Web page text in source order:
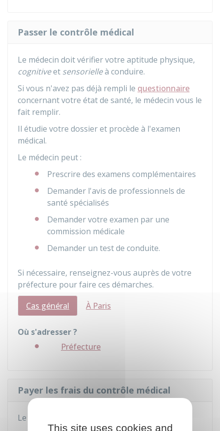
Passer le contrôle médical
Le médecin doit vérifier votre aptitude physique,
cognitiveet sensorielleà conduire.
Si vous n'avez pas déjà rempli le questionnaire
concernant votre état de santé, le médecin vous le
fait remplir.
Il étudie votre dossier et procède à l'examen
médical.
Le médecin peut :
Prescrire des examens complémentaires
Demander l'avis de professionnels de
santé spécialisés
Demander votre examen par une
commission médicale
Demander un test de conduite.
Si nécessaire, renseignez-vous auprès de votre
préfecture pour faire ces démarches.
Cas général
À Paris
Où s'adresser ?
Préfecture
Payer les frais du contrôle médical
Le contrôle médical coûte
This site uses cookies and